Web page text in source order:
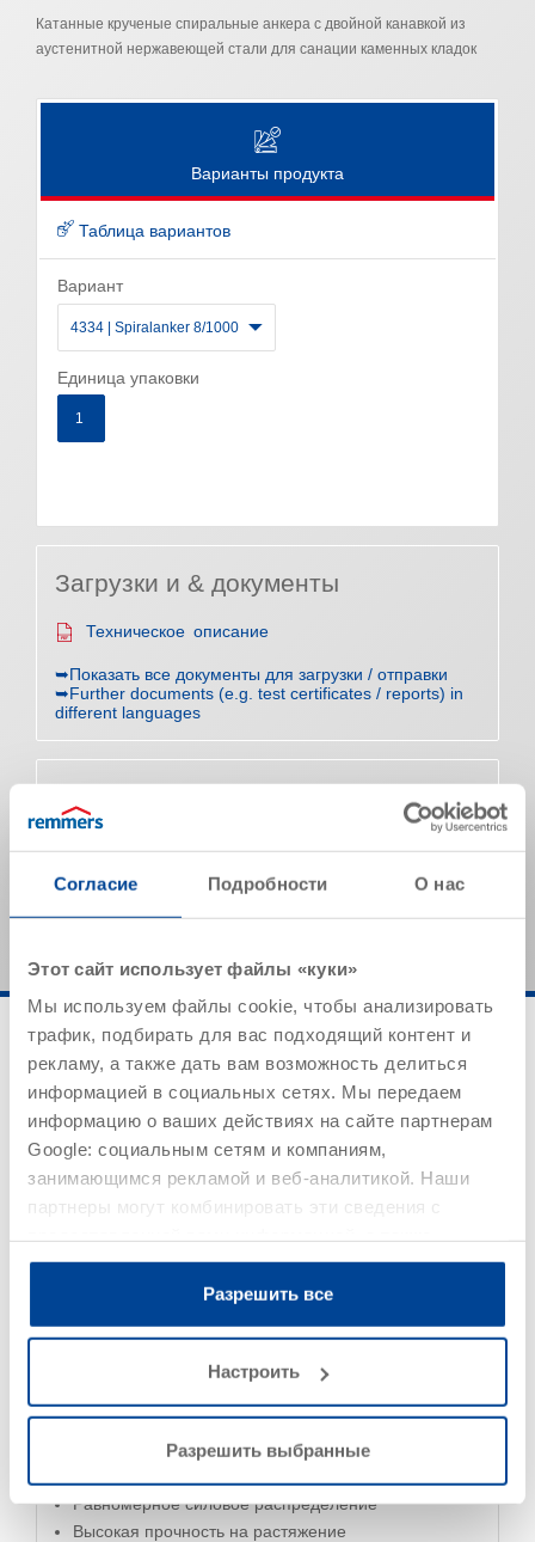
Согласие Подробности О нас
Этот сайт использует файлы «куки»
Мы используем файлы cookie, чтобы анализировать
трафик, подбирать для вас подходящий контент и
рекламу, а также дать вам возможность делиться
информацией в социальных сетях. Мы передаем
информацию о ваших действиях на сайте партнерам
Google: социальным сетям и компаниям,
занимающимся рекламой и веб-аналитикой. Наши
партнеры могут комбинировать эти сведения с
данными, которые они получили при использовании
Разрешить все
Настроить
Разрешить выбранные
Катанные крученые спиральные анкера с двойной канавкой из
аустенитной нержавеющей стали для санации каменных кладок
Варианты продукта
Таблица вариантов
Вариант
4334 | Spiralanker 8/1000
Единица упаковки
1
Загрузки и & документы
Техническое описание
➥Показать все документы для загрузки / отправки
➥Further documents (e.g. test certificates / reports) in
different languages
как обязательные спецификации продукта.
Область применения
Дополнительное армирование и анкерование
каменной кладки
Санация трещин
камня
Характеристики
Равномерное силовое распределение
Высокая прочность на растяжение